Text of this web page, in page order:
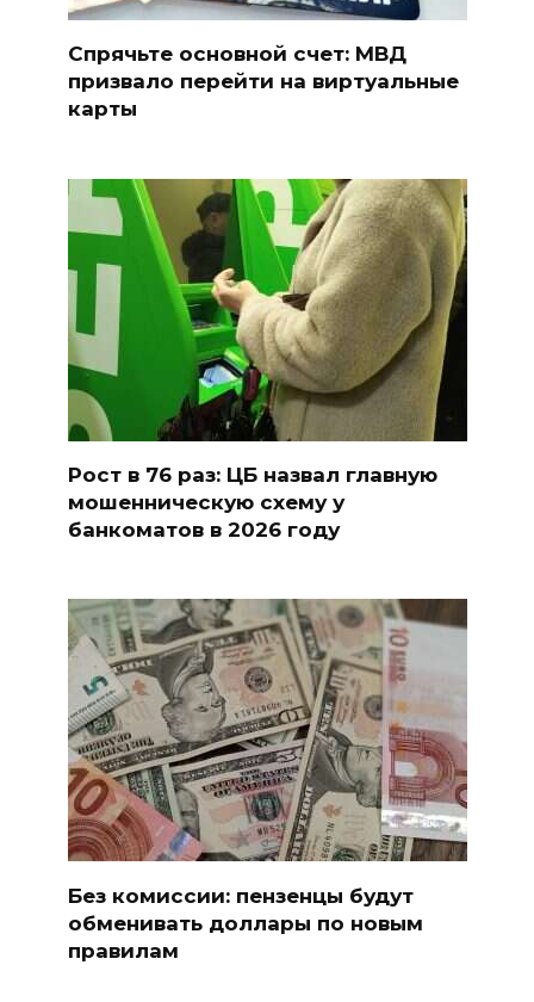
Спрячьте основной счет: МВД
призвало перейти на виртуальные
карты
Рост в 76 раз: ЦБ назвал главную
мошенническую схему у
банкоматов в 2026 году
Без комиссии: пензенцы будут
обменивать доллары по новым
правилам